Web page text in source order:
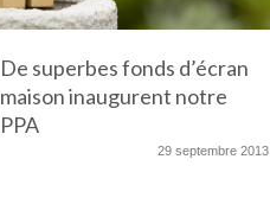
De superbes fonds d’écran
maison inaugurent notre
PPA
29 septembre 2013